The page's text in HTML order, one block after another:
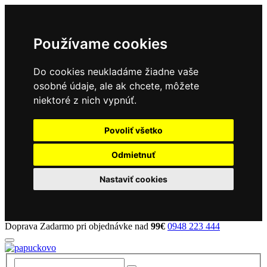
Používame cookies
Do cookies neukladáme žiadne vaše
osobné údaje, ale ak chcete, môžete
niektoré z nich vypnúť.
Povoliť všetko
Odmietnuť
Nastaviť cookies
Doprava Zadarmo pri objednávke nad 99€ 0948 223 444